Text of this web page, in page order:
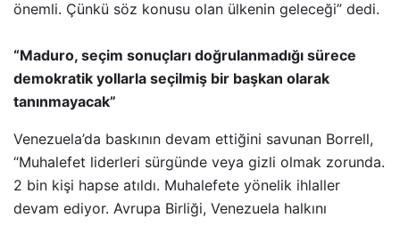
önemli. Çünkü söz konusu olan ülkenin geleceği” dedi.
“Maduro, seçim sonuçları doğrulanmadığı sürece
demokratik yollarla seçilmiş bir başkan olarak
tanınmayacak”
Venezuela’da baskının devam ettiğini savunan Borrell,
“Muhalefet liderleri sürgünde veya gizli olmak zorunda.
2 bin kişi hapse atıldı. Muhalefete yönelik ihlaller
devam ediyor. Avrupa Birliği, Venezuela halkını